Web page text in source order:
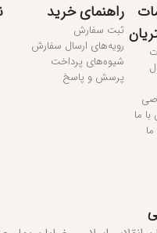
ما
ما
راهنمای خرید
ثبت سفارش
رویه‌های ارسال سفارش
شیوه‌های پرداخت
پرسش و پاسخ